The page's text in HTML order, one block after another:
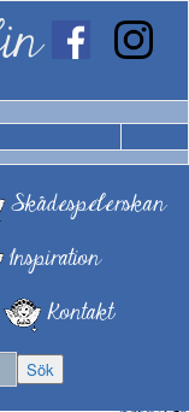
Skådespelerskan
Inspiration
Kontakt